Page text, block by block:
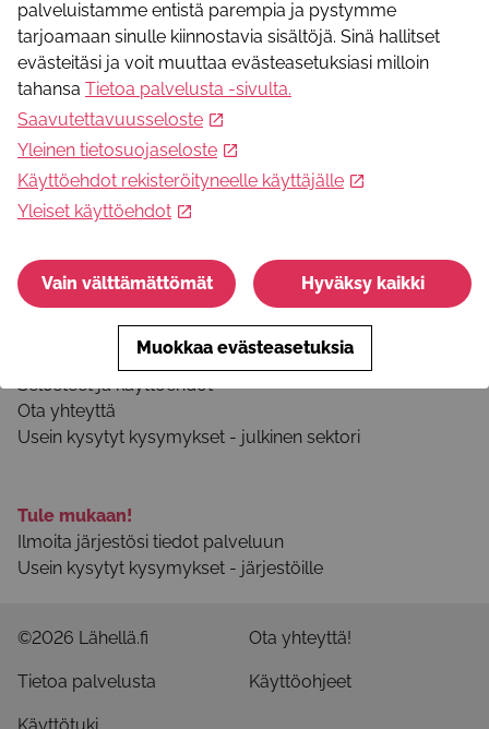
Mikä Lähellä.fi?
Lähellä.fi -palvelusta löydät merkityksellistä toimintaa,
yhteisöllisyyttä, apua ja osallistumismahdollisuuksia.
Seuraa meitä somessa
Facebook
Instagram
Tietoa palvelusta
Palvelun käyttöohjeet
Selosteet ja käyttöehdot
Ota yhteyttä
Usein kysytyt kysymykset - julkinen sektori
Tule mukaan!
Ilmoita järjestösi tiedot palveluun
Usein kysytyt kysymykset - järjestöille
©2026 Lähellä.fi Ota yhteyttä!
Tietoa palvelusta Käyttöohjeet
palveluistamme entistä parempia ja pystymme
tarjoamaan sinulle kiinnostavia sisältöjä. Sinä hallitset
evästeitäsi ja voit muuttaa evästeasetuksiasi milloin
tahansa Tietoa palvelusta -sivulta.
Saavutettavuusseloste
Yleinen tietosuojaseloste
Käyttöehdot rekisteröityneelle käyttäjälle
Yleiset käyttöehdot
Vain välttämättömät Hyväksy kaikki
Muokkaa evästeasetuksia